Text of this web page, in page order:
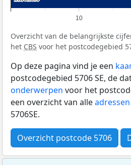
10
Overzicht van de belangrijkste
het CBS voor het postcodegebied
Op deze pagina vind je een
postcodegebied 5706 SE, de
onderwerpen voor het
een overzicht van alleadressen
5706SE.
Overzicht postcode 5706